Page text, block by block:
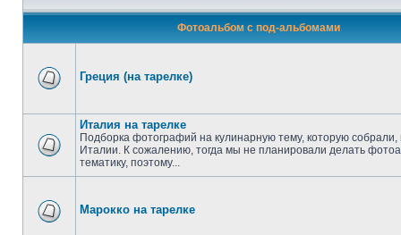
Фотоальбом с под-альбомами
Греция (на тарелке)
Италия на тарелке
Подборка фотографий на кулинарную тему, которую собрали,
Италии. К сожалению, тогда мы не планировали делать
тематику, поэтому...
Марокко на тарелке